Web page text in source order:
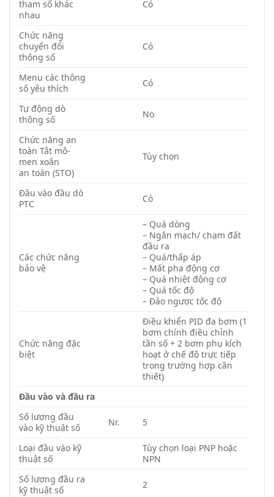
tham số khác
nhau
Có
Chức năng
chuyển đổi
thông số
Có
Menu các thông
số yêu thích
Có
Tự động dò
thông số
No
Chức năng an
toàn Tắt mô-
men xoắn
an toàn (STO)
Tùy chọn
Đầu vào đầu dò
PTC
Có
Các chức năng
bảo vệ
– Quá dòng
– Ngắn mạch/ chạm đất
đầu ra
– Quá/thấp áp
– Mất pha động cơ
– Quá nhiệt động cơ
– Quá tốc độ
– Đảo ngược tốc độ
Chức năng đặc
biệt
Điều khiển PID đa bơm (1
bơm chính điều chỉnh
tần số + 2 bơm phụ kích
hoạt ở chế độ trực tiếp
trong trường hợp cần
thiết)
Đầu vào và đầu ra
Số lượng đầu
vào kỹ thuật số
Nr. 5
Loại đầu vào kỹ
thuật số
Tùy chọn loại PNP hoặc
NPN
Số lượng đầu ra
kỹ thuật số
2